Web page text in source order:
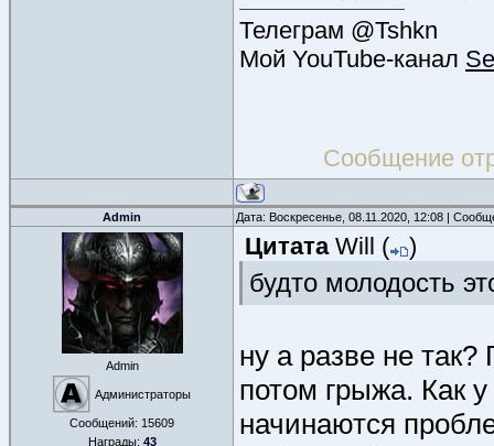
Телеграм @Tshkn
Мой YouTube-канал
Сообщение
Admin Дата: Воскресенье, 08.11.2020, 12:08 |
Admin
Администраторы
Сообщений: 15609
Награды: 43
Цитата Will ( )
будто молодость
ну а разве не
потом грыжа. Как
начинаются